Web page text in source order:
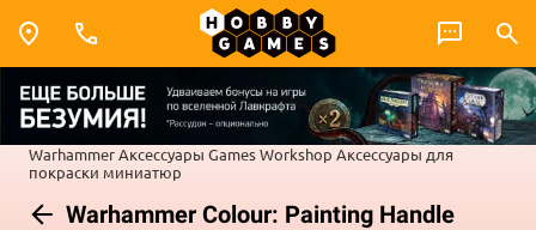
WarhammerАксессуары Games Workshop Аксессуары для
покраски миниатюр
Warhammer Colour: Painting Handle